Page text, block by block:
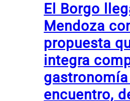
El Borgo
Mendoza
propuesta
integra
encuentro,